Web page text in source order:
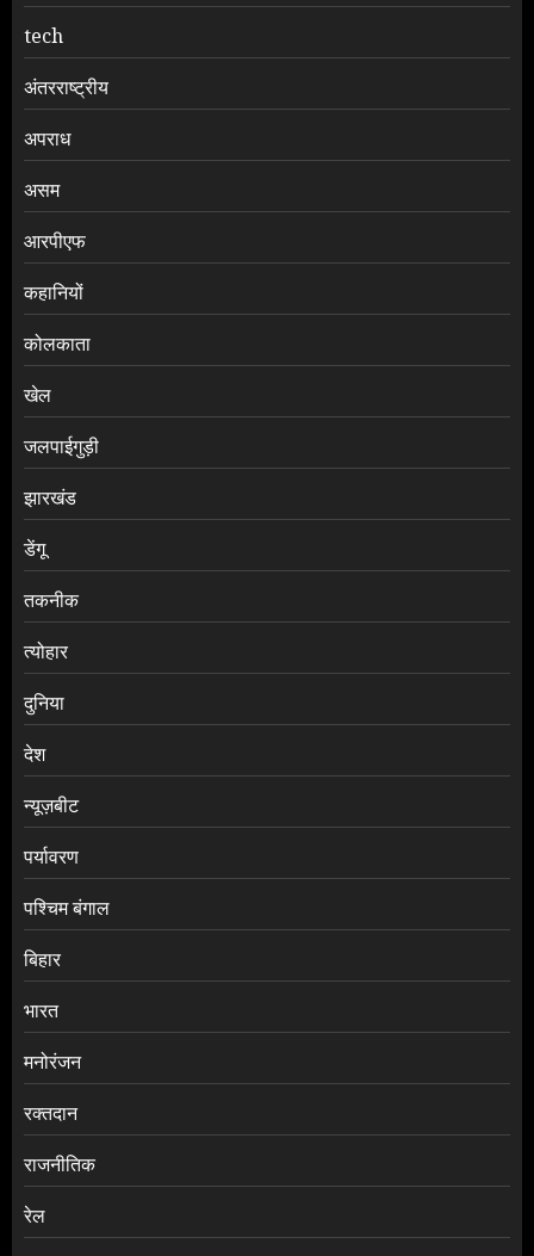
tech
अंतरराष्ट्रीय
अपराध
असम
आरपीएफ
कहानियों
कोलकाता
खेल
जलपाईगुड़ी
झारखंड
डेंगू
तकनीक
त्योहार
दुनिया
देश
न्यूज़बीट
पर्यावरण
पश्चिम बंगाल
बिहार
भारत
मनोरंजन
रक्तदान
राजनीतिक
रेल